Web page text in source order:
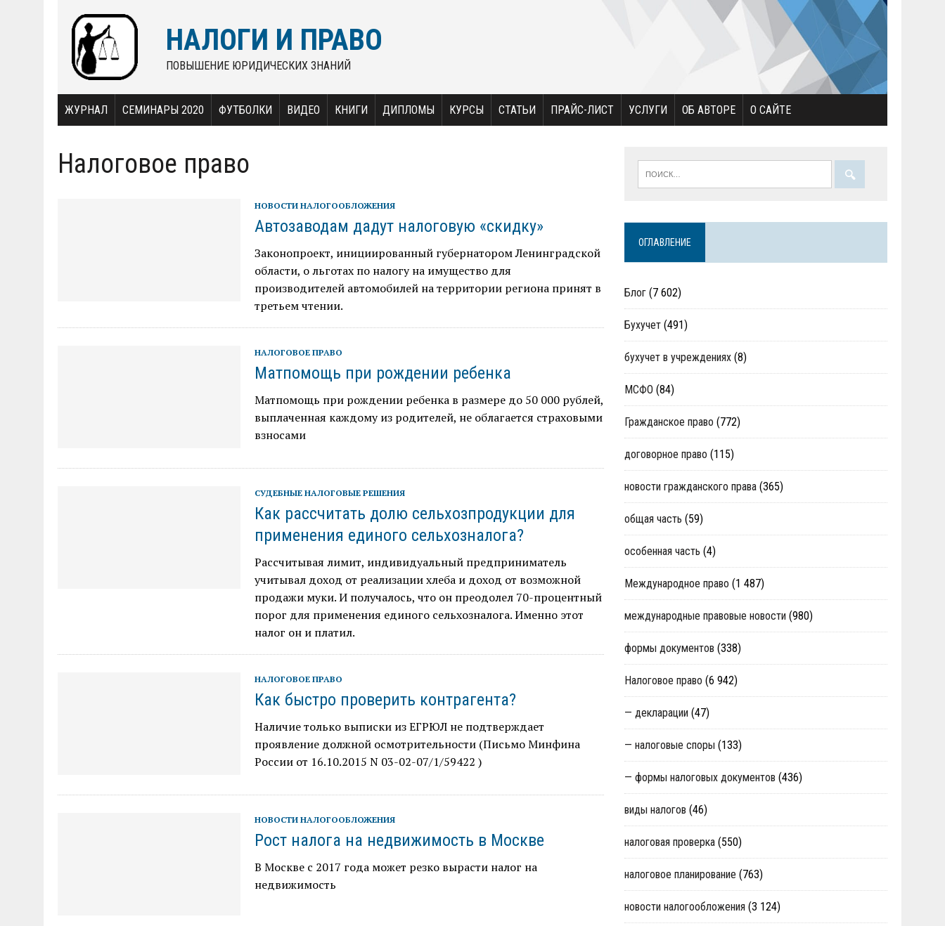
НАЛОГИ И ПРАВО
ПОВЫШЕНИЕ ЮРИДИЧЕСКИХ ЗНАНИЙ
ЖУРНАЛ СЕМИНАРЫ 2020 ФУТБОЛКИ ВИДЕО КНИГИ ДИПЛОМЫ КУРСЫ СТАТЬИ ПРАЙС-ЛИСТ УСЛУГИ ОБ АВТОРЕ О САЙТЕ
Налоговое право
НОВОСТИ НАЛОГООБЛОЖЕНИЯ
Автозаводам дадут налоговую «скидку»
Законопроект, инициированный губернатором Ленинградской
области, о льготах по налогу на имущество для
производителей автомобилей на территории региона принят в
третьем чтении.
НАЛОГОВОЕ ПРАВО
Матпомощь при рождении ребенка
Матпомощь при рождении ребенка в размере до 50 000 рублей,
выплаченная каждому из родителей, не облагается страховыми
взносами
СУДЕБНЫЕ НАЛОГОВЫЕ РЕШЕНИЯ
Как рассчитать долю сельхозпродукции для
применения единого сельхозналога?
Рассчитывая лимит, индивидуальный предприниматель
учитывал доход от реализации хлеба и доход от возможной
продажи муки. И получалось, что он преодолел 70-процентный
порог для применения единого сельхозналога. Именно этот
налог он и платил.
НАЛОГОВОЕ ПРАВО
Как быстро проверить контрагента?
Наличие только выписки из ЕГРЮЛ не подтверждает
проявление должной осмотрительности (Письмо Минфина
России от 16.10.2015 N 03-02-07/1/59422 )
НОВОСТИ НАЛОГООБЛОЖЕНИЯ
Рост налога на недвижимость в Москве
В Москве с 2017 года может резко вырасти налог на
недвижимость
ОГЛАВЛЕНИЕ
Блог (7 602)
Бухучет (491)
бухучет в учреждениях (8)
МСФО (84)
Гражданское право (772)
договорное право (115)
новости гражданского права (365)
общая часть (59)
особенная часть (4)
Международное право (1 487)
международные правовые новости (980)
формы документов (338)
Налоговое право (6 942)
— декларации (47)
— налоговые споры (133)
— формы налоговых документов (436)
виды налогов (46)
налоговая проверка (550)
налоговое планирование (763)
новости налогообложения (3 124)